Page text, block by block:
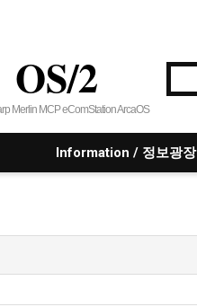
OS/2
Merlin MCP eComStation ArcaOS
Information / 정보광장